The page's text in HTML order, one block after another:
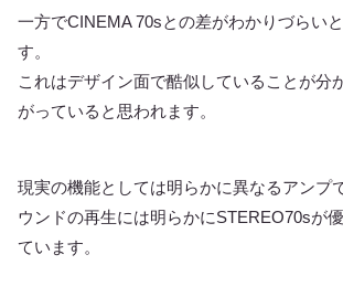
一方でCINEMA 70sとの差がわかりづらい
す。
これはデザイン面で酷似していることが分
がっていると思われます。
現実の機能としては明らかに異なるアンプ
ウンドの再生には明らかにSTEREO70sが
ています。